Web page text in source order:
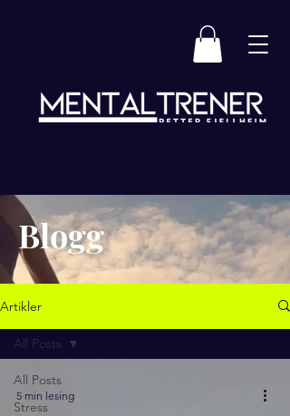
Blogg
Artikler
All Posts
Stress
All Posts
5 min lesing